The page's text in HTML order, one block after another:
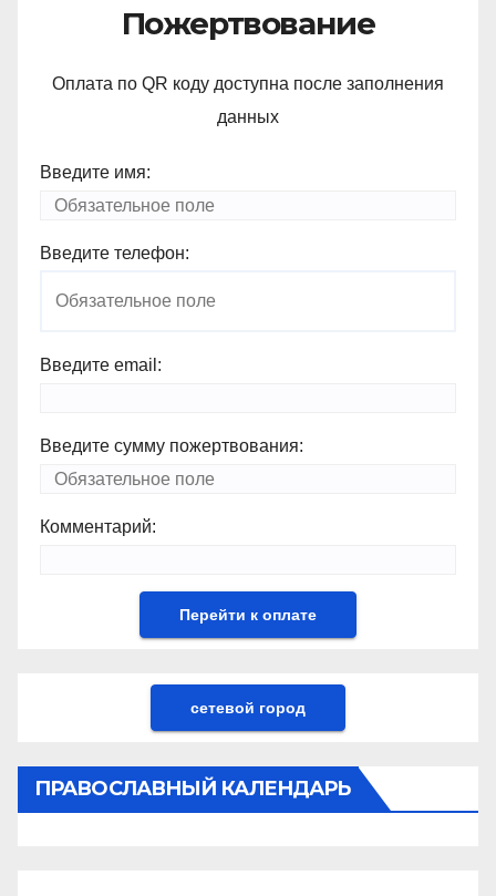
Пожертвование
Оплата по QR коду доступна после заполнения
данных
Введите имя:
Введите телефон:
Введите email:
Введите сумму пожертвования:
Комментарий:
сетевой город
ПРАВОСЛАВНЫЙ КАЛЕНДАРЬ